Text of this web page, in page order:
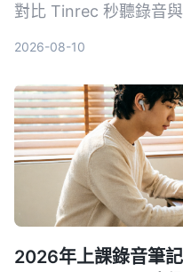
對比 Tinrec 秒聽錄音
2026-08-10
2026年上課錄音筆